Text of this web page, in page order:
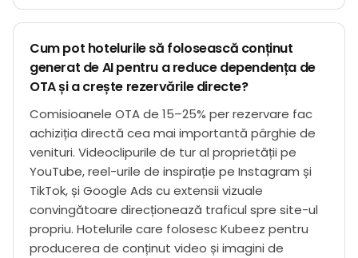
Cum pot hotelurile să folosească conținut
generat de AI pentru a reduce dependența de
OTA și a crește rezervările directe?
Comisioanele OTA de 15–25% per rezervare fac
achiziția directă cea mai importantă pârghie de
venituri. Videoclipurile de tur al proprietății pe
YouTube, reel-urile de inspirație pe Instagram și
TikTok, și Google Ads cu extensii vizuale
convingătoare direcționează traficul spre site-ul
propriu. Hotelurile care folosesc Kubeez pentru
producerea de conținut video și imagini de